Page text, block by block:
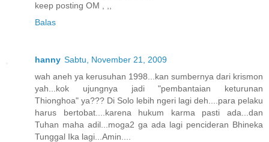
keep posting OM , ,,
Balas
hanny Sabtu, November 21, 2009
wah aneh ya kerusuhan 1998...kan sumbernya dari krismon
yah...kok ujungnya jadi "pembantaian keturunan
Thionghoa" ya??? Di Solo lebih ngeri lagi deh....para pelaku
harus bertobat....karena hukum karma pasti ada...dan
Tuhan maha adil...moga2 ga ada lagi pencideran Bhineka
Tunggal Ika lagi...Amin....